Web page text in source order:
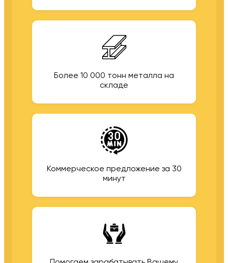
Более 10 000 тонн металла на
складе
Коммерческое предложение за 30
минут